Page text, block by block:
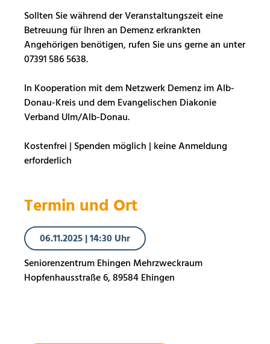
Sollten Sie während der Veranstaltungszeit eine
Betreuung für Ihren an Demenz erkrankten
Angehörigen benötigen, rufen Sie uns gerne an unter
07391 586 5638.
In Kooperation mit dem Netzwerk Demenz im Alb-
Donau-Kreis und dem Evangelischen Diakonie
Verband Ulm/Alb-Donau.
Kostenfrei | Spenden möglich | keine Anmeldung
erforderlich
Termin und Ort
06.11.2025|14:30 Uhr
Seniorenzentrum Ehingen Mehrzweckraum
Hopfenhausstraße 6, 89584 Ehingen